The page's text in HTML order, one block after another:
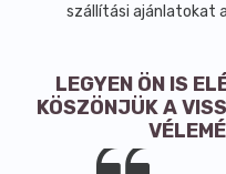
szállítási ajánlatokat
LEGYEN ÖN IS
KÖSZÖNJÜK A